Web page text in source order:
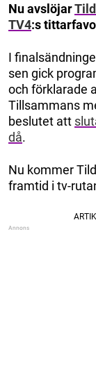
Nu avslöjar
TV4:s
I
sen gick
och förklarade
Tillsammans
beslutet att
då.
Nu kommer
framtid i tv-